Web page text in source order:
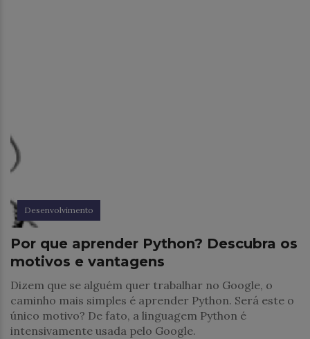
Desenvolvimento
Por que aprender Python? Descubra os
motivos e vantagens
Dizem que se alguém quer trabalhar no Google, o
caminho mais simples é aprender Python. Será este o
único motivo? De fato, a linguagem Python é
intensivamente usada pelo Google.